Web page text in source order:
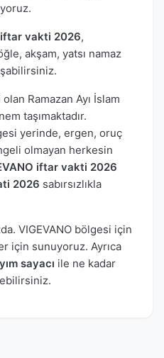
iftar vakti 2026,
akşam, yatsı namaz
Ramazan Ayı İslam
taşımaktadır.
yerinde, ergen, oruç
olmayan herkesin
iftar vakti 2026
2026 sabırsızlıkla
VIGEVANO bölgesi için
için sunuyoruz. Ayrıca
sayacı ile ne kadar